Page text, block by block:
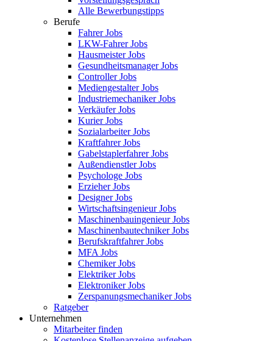
Alle Bewerbungstipps
Berufe
Fahrer Jobs
LKW-Fahrer Jobs
Hausmeister Jobs
Gesundheitsmanager Jobs
Controller Jobs
Mediengestalter Jobs
Industriemechaniker Jobs
Verkäufer Jobs
Kurier Jobs
Sozialarbeiter Jobs
Kraftfahrer Jobs
Gabelstaplerfahrer Jobs
Außendienstler Jobs
Psychologe Jobs
Erzieher Jobs
Designer Jobs
Wirtschaftsingenieur Jobs
Maschinenbauingenieur Jobs
Maschinenbautechniker Jobs
Berufskraftfahrer Jobs
MFA Jobs
Chemiker Jobs
Elektriker Jobs
Elektroniker Jobs
Zerspanungsmechaniker Jobs
Ratgeber
Unternehmen
Mitarbeiter finden